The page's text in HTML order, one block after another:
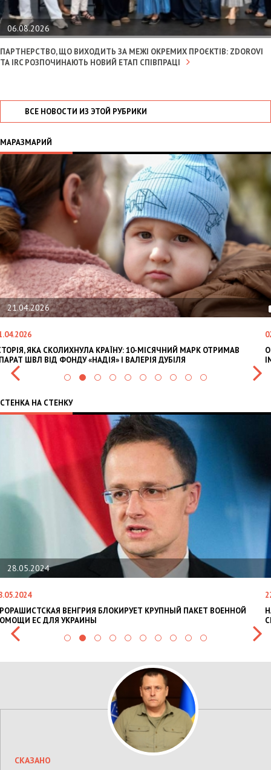
06.08.2026
ПАРТНЕРСТВО, ЩО ВИХОДИТЬ ЗА МЕЖІ ОКРЕМИХ ПРОЄКТІВ: ZDOROVI
ТА IRC РОЗПОЧИНАЮТЬ НОВИЙ ЕТАП СПІВПРАЦІ
ВСЕ НОВОСТИ ИЗ ЭТОЙ РУБРИКИ
МАРАЗМАРИЙ
МІСЯЧНИЙ МАРК ОТРИМАВ
ДУБІЛЯ
02.02.2026
OLEKSII ABASOV: HOW UKRAINIAN
INTERNATIONAL INVESTMENTS AND
СТЕНКА НА СТЕНКУ
БЛОКИРУЕТ КРУПНЫЙ ПАКЕТ ВОЕННОЙ
22.01.2024
НАЦПОЛІЦІЯ ЛЯКАЄ
СИТУАЦІЇ В РАЗІ
СКАЗАНО